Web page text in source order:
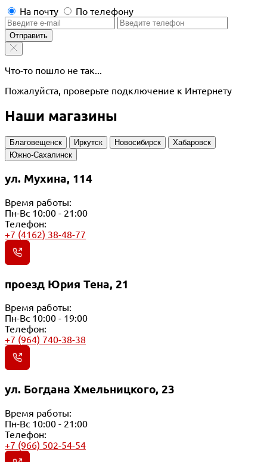
На почту
По телефону
Отправить
Что-то пошло не так...
Пожалуйста, проверьте подключение к Интернету
Наши магазины
Благовещенск Иркутск Новосибирск
Хабаровск
Южно-Сахалинск
ул. Мухина, 114
Время работы:
Пн-Вс 10:00 - 21:00
Телефон:
+7 (4162) 38-48-77
проезд Юрия Тена, 21
Время работы:
Пн-Вс 10:00 - 19:00
Телефон:
+7 (964) 740-38-38
ул. Богдана Хмельницкого, 23
Время работы:
Пн-Вс 10:00 - 21:00
Телефон:
+7 (966) 502-54-54